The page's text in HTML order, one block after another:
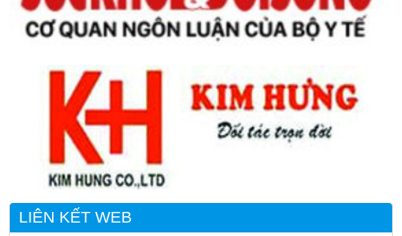
LIÊN KẾT WEB